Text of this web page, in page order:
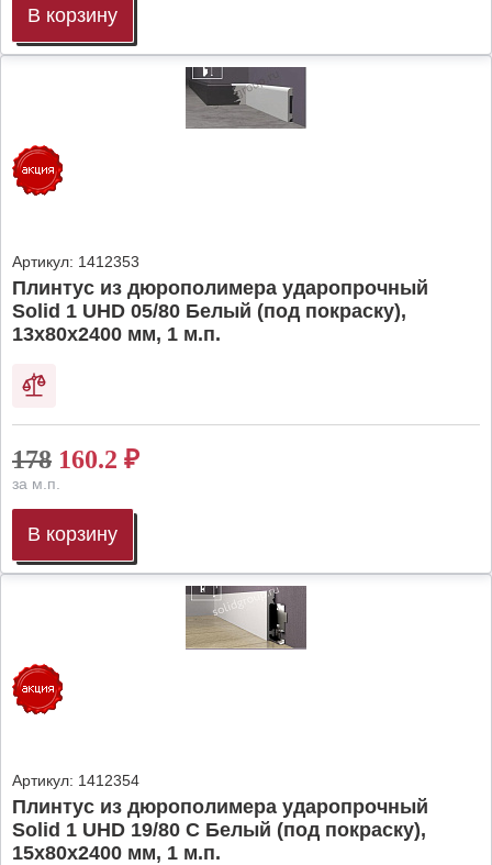
В корзину
Артикул: 1412353
Плинтус из дюрополимера ударопрочный
Solid 1 UHD 05/80 Белый (под покраску),
13х80х2400 мм, 1 м.п.
178 160.2 ₽
за м.п.
В корзину
Артикул: 1412354
Плинтус из дюрополимера ударопрочный
Solid 1 UHD 19/80 C Белый (под покраску),
15х80х2400 мм, 1 м.п.